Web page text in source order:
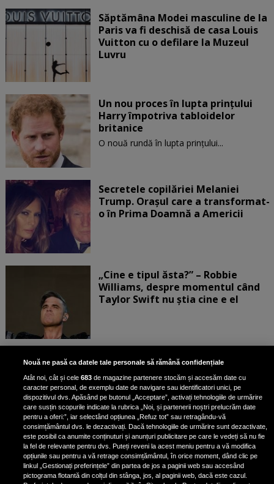
Săptămâna Modei masculine de la
Paris va fi deschisă de casa Louis
Vuitton cu o defilare la Muzeul
Luvru
Un nou proces în lupta prinţului
Harry împotriva tabloidelor
britanice
O nouă rundă în lupta prinţului...
Secretele copilăriei Melaniei
Trump. Orașul care a transformat-
o în Prima Doamnă a Americii
„Cine e tipul ăsta?” – Robbie
Williams, despre momentul când
Taylor Swift nu știa cine e el
Bruce Dickinson, solistul trupei
Iron Maiden, şi-a arătat talentul
de scrimer la un concurs în Franţa
Nicki Minaj, acuzată de agresiune
de fostul manager: Detalii șocante
din proces
Nouă ne pasă ca datele tale personale să rămână confidențiale
Atât noi, cât și cele683 de magazine partenere stocăm și accesăm date cu
caracter personal, de exemplu date de navigare sau identificatori unici, pe
dispozitivul dvs. Apăsând pe butonul „Acceptare”, activați tehnologiile de urmărire
care susțin scopurile indicate la rubrica „Noi, și partenerii noștri prelucrăm date
pentru a oferi:”, iar selectând opțiunea „Refuz tot” sau retragându-vă
consimțământul dvs. le dezactivați. Dacă tehnologiile de urmărire sunt dezactivate,
este posibil ca anumite conținuturi și anunțuri publicitare pe care le vedeți să nu fie
la fel de relevante pentru dvs. Puteți reveni la acest meniu pentru a vă modifica
opțiunile sau pentru a vă retrage consimțământul, în orice moment, dând clic pe
linkul „Gestionați preferințele” din partea de jos a paginii web sau accesând
pictograma flotantă din colțul din stânga, jos, al paginii web, dacă este cazul.